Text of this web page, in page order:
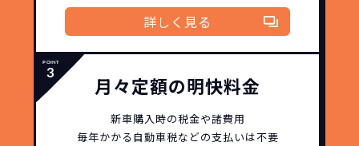
詳しく見る
月々定額の明快料金
新車購入時の税金や諸費用
毎年かかる自動車税などの支払いは不要